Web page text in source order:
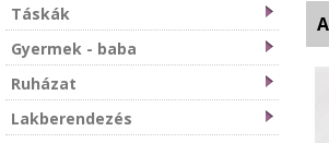
Táskák
Gyermek - baba
Ruházat
Lakberendezés